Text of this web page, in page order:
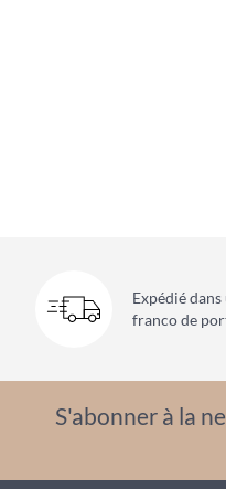
Expédié
franco de
S'abonner à la